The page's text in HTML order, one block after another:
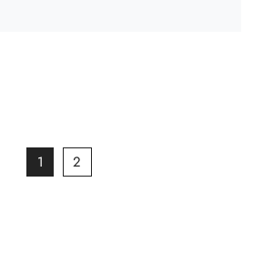
1 2